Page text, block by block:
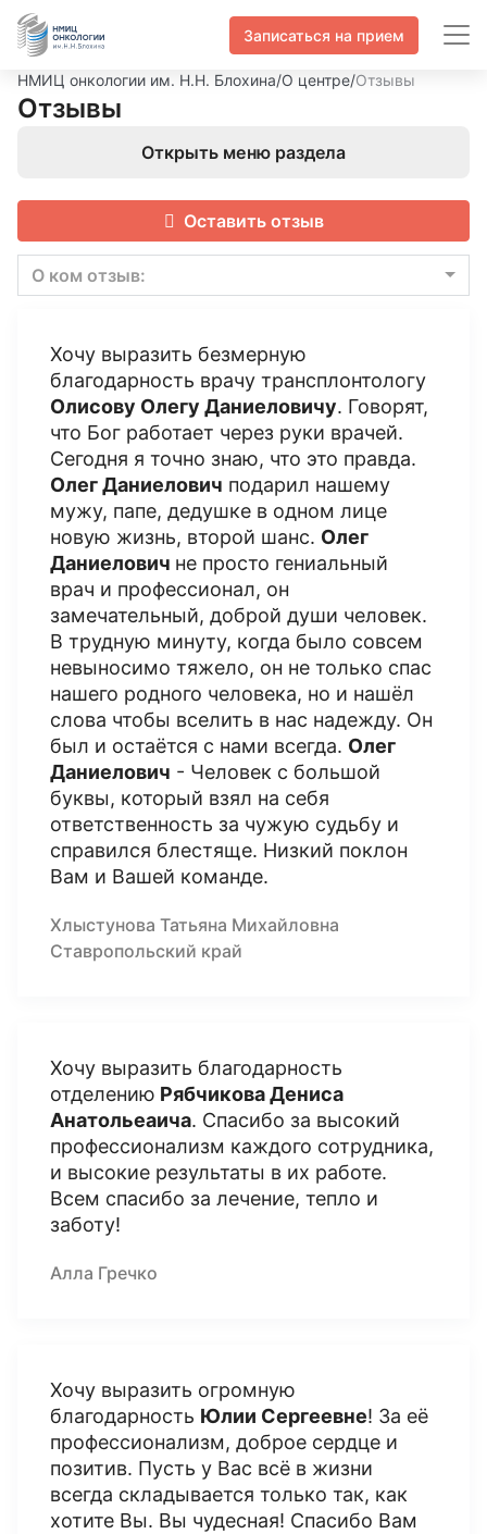
Записаться на прием
НМИЦ онкологии им. Н.Н. Блохина/О центре/Отзывы
Отзывы
Открыть меню раздела
Оставить отзыв
О ком отзыв:
Хочу выразить безмерную
благодарность врачу трансплонтологу
Олисову Олегу Даниеловичу. Говорят,
что Бог работает через руки врачей.
Сегодня я точно знаю, что это правда.
Олег Даниелович подарил нашему
мужу, папе, дедушке в одном лице
новую жизнь, второй шанс. Олег
Даниелович не просто гениальный
врач и профессионал, он
замечательный, доброй души человек.
В трудную минуту, когда было совсем
невыносимо тяжело, он не только спас
нашего родного человека, но и нашёл
слова чтобы вселить в нас надежду. Он
был и остаётся с нами всегда. Олег
Даниелович - Человек с большой
буквы, который взял на себя
ответственность за чужую судьбу и
справился блестяще. Низкий поклон
Вам и Вашей команде.
Хлыстунова Татьяна Михайловна
Ставропольский край
Хочу выразить благодарность
отделению Рябчикова Дениса
Анатольеаича. Спасибо за высокий
профессионализм каждого сотрудника,
и высокие результаты в их работе.
Всем спасибо за лечение, тепло и
заботу!
Алла Гречко
Хочу выразить огромную
благодарность Юлии Сергеевне! За её
профессионализм, доброе сердце и
позитив. Пусть у Вас всё в жизни
всегда складывается только так, как
хотите Вы. Вы чудесная! Спасибо Вам